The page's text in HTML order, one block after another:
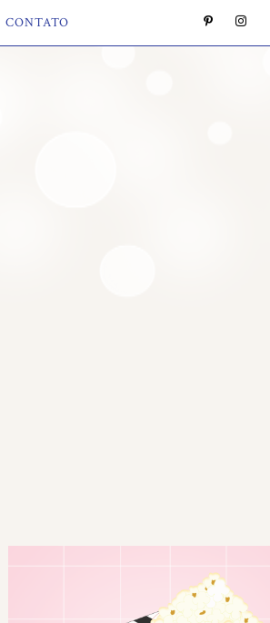
CONTATO